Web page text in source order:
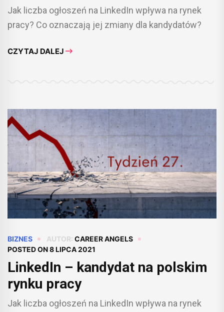
Jak liczba ogłoszeń na LinkedIn wpływa na rynek
pracy? Co oznaczają jej zmiany dla kandydatów?
CZYTAJ DALEJ
BIZNES AUTOR: CAREER ANGELS
POSTED ON8 LIPCA 2021
LinkedIn – kandydat na polskim
rynku pracy
Jak liczba ogłoszeń na LinkedIn wpływa na rynek